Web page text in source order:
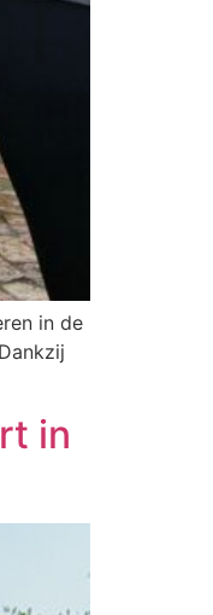
in de
in